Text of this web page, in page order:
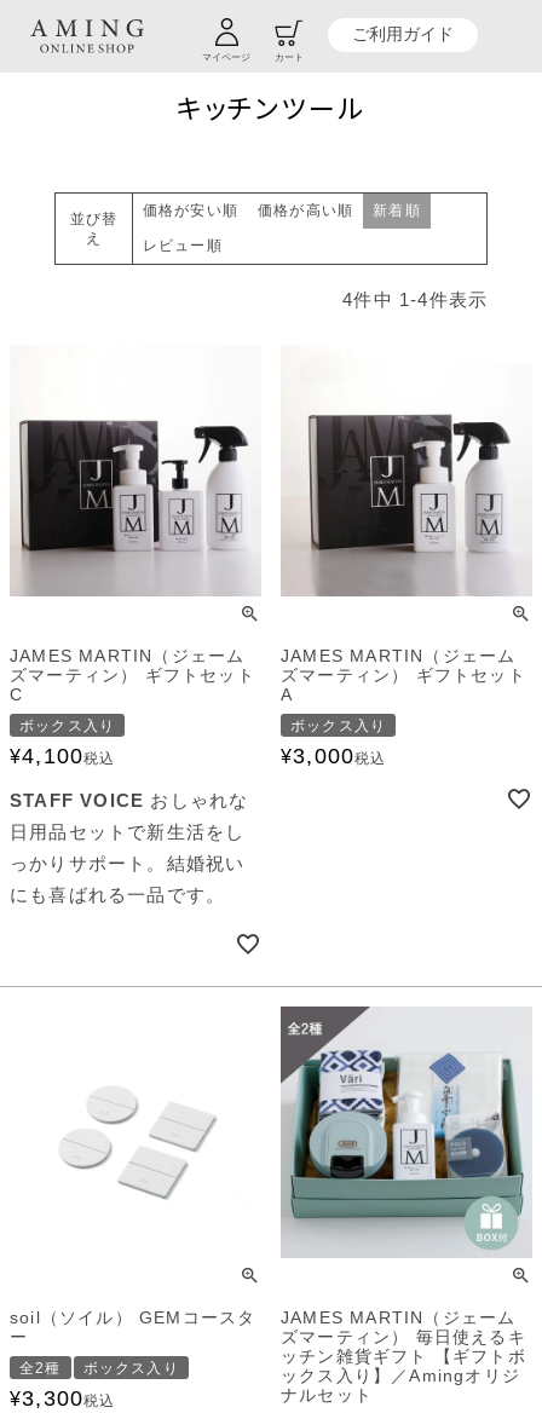
マイページ カート
ご利用ガイド
TOP 贈り物商品一覧 カテゴリーから探す キッチン
キッチンツール
並び替
え
価格が安い順 価格が高い順 新着順
レビュー順
4件中 1-4件表示
JAMES MARTIN（ジェーム
ズマーティン） ギフトセット
C
ボックス入り
¥4,100税込
STAFF VOICE おしゃれな
日用品セットで新生活をし
っかりサポート。結婚祝い
にも喜ばれる一品です。
JAMES MARTIN（ジェーム
ズマーティン） ギフトセット
A
ボックス入り
¥3,000税込
soil（ソイル） GEMコースタ
ー
全2種 ボックス入り
¥3,300税込
JAMES MARTIN（ジェーム
ズマーティン） 毎日使えるキ
ッチン雑貨ギフト 【ギフトボ
ックス入り】／Amingオリジ
ナルセット